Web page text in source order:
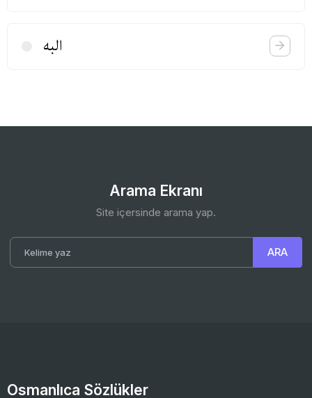
البه
Arama Ekranı
Site içersinde arama yap.
Osmanlıca Sözlükler